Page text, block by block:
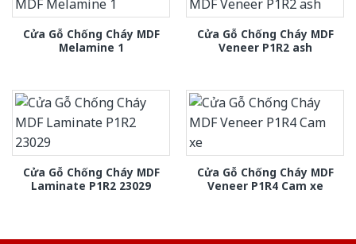
Cửa Gỗ Chống Cháy MDF
Melamine 1
Cửa Gỗ Chống Cháy MDF
Veneer P1R2 ash
Cửa Gỗ Chống Cháy MDF
Laminate P1R2 23029
Cửa Gỗ Chống Cháy MDF
Veneer P1R4 Cam xe